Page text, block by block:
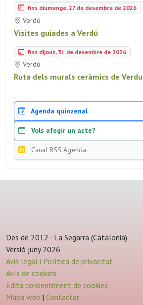
fins diumenge, 27 de desembre de 2026
Verdú
Visites guiades a Verdú
fins dijous, 31 de desembre de 2026
Verdú
Ruta dels murals ceràmics de Verdu
Agenda quinzenal
Vols afegir un acte?
Canal RSS Agenda
Des de 2012 · La Segarra (Catalonia)
Versió juny 2026
Avis legal i Política de privacitat
Avís de cookies
Edita consentiment de cookies
Mapa web | Contactar